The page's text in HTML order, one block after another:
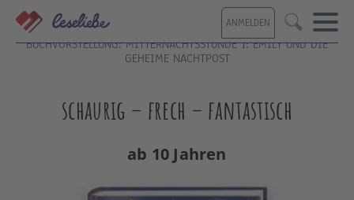
Direkt
zum
Inhalt
ANMELDEN Suche
BUCHVORSTELLUNG: MITTERNACHTSSTUNDE 1: EMILY UND DIE
GEHEIME NACHTPOST
schaurig – frech – fantastisch
ab 10 Jahren